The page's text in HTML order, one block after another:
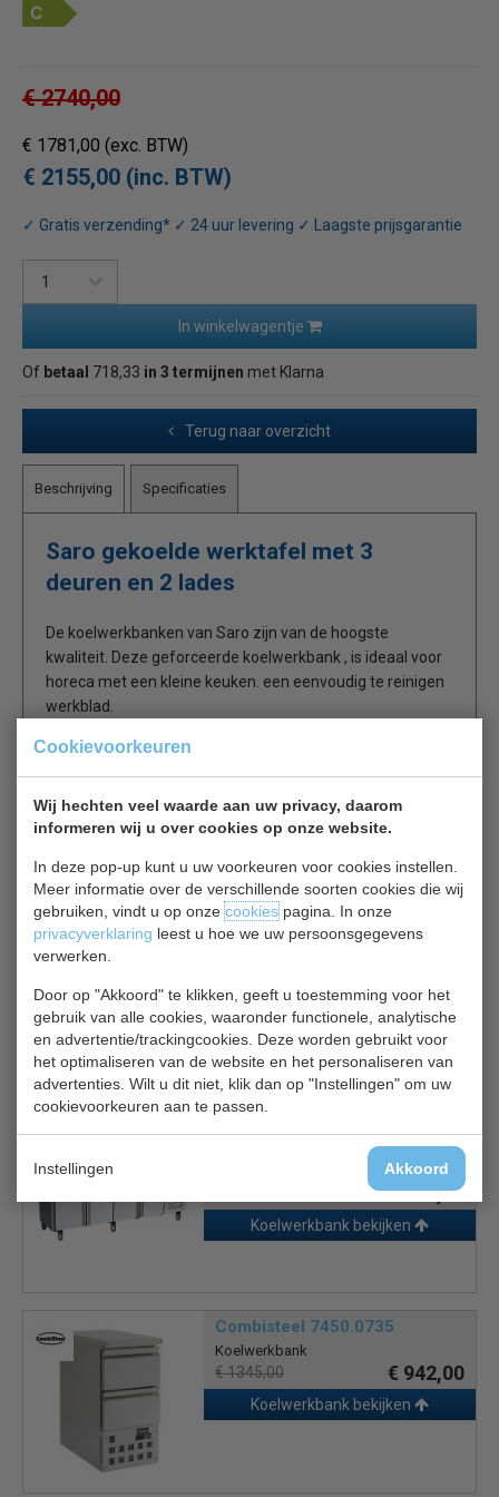
Cookievoorkeuren
Wij hechten veel waarde aan uw privacy, daarom
informeren wij u over cookies op onze website.
In deze pop-up kunt u uw voorkeuren voor cookies instellen.
Meer informatie over de verschillende soorten cookies die wij
gebruiken, vindt u op onzecookiespagina. In onze
privacyverklaring leest u hoe we uw persoonsgegevens
verwerken.
Door op "Akkoord" te klikken, geeft u toestemming voor het
gebruik van alle cookies, waaronder functionele, analytische
en advertentie/trackingcookies. Deze worden gebruikt voor
het optimaliseren van de website en het personaliseren van
advertenties. Wilt u dit niet, klik dan op "Instellingen" om uw
cookievoorkeuren aan te passen.
Instellingen Akkoord
€ 2740,00
€ 1781,00 (exc. BTW)
€ 2155,00 (inc. BTW)
✓ Gratis verzending* ✓ 24 uur levering ✓ Laagste prijsgarantie
In winkelwagentje
Of betaal 718,33 in 3 termijnen met Klarna
Terug naar overzicht
Beschrijving Specificaties
Saro gekoelde werktafel met 3
deuren en 2 lades
De koelwerkbanken van Saro zijn van de hoogste
kwaliteit. Deze geforceerde koelwerkbank , is ideaal voor
horeca met een kleine keuken. een eenvoudig te reinigen
werkblad.
ingebouwde lades
Geforceerde koeling
Materiaal: buiten en binnen roestvrij staal
Aan 3 zijden Ingeschuimde verdamper
Digitale temperatuurregeling (DIXELL)
Automatische ontdooiing
Temperatuur: - 2°C / + 8 °C
Is dit iets voor jou?
€ 1534,00
Koelwerkbank bekijken
Combisteel 7450.0735
Koelwerkbank
€ 1345,00 € 942,00
Koelwerkbank bekijken